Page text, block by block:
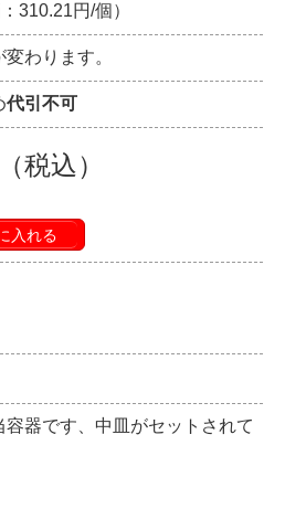
310.21円/個）
わります。
代引不可
税込）
入れる
器です、中皿がセットされて